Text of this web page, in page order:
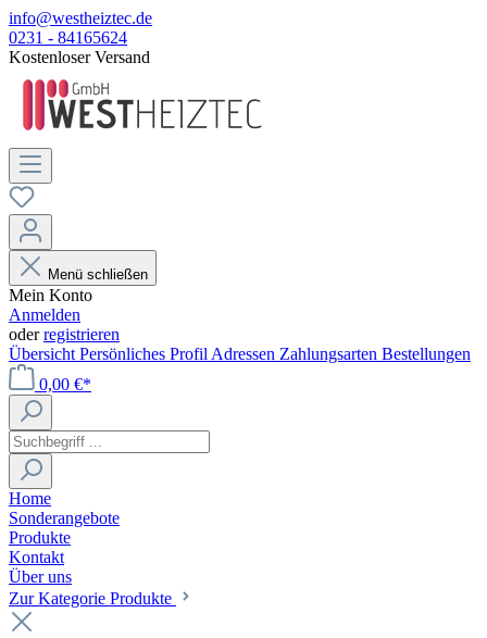
info@westheiztec.de
0231 - 84165624
Kostenloser Versand
Menü schließen
Mein Konto
Anmelden
oderregistrieren
Übersicht Persönliches Profil Adressen Zahlungsarten Bestellungen
0,00 €*
Home
Sonderangebote
Produkte
Kontakt
Über uns
Zur Kategorie Produkte